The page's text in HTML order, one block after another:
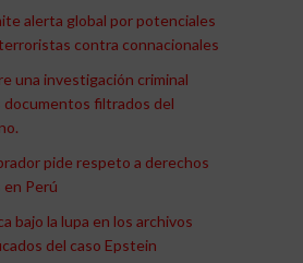
alerta global por potenciales
contra connacionales
una investigación criminal
documentos filtrados del
pide respeto a derechos
en Perú
bajo la lupa en los archivos
del caso Epstein